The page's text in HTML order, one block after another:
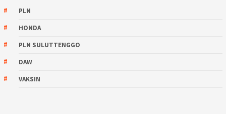
PLN
HONDA
PLN SULUTTENGGO
DAW
VAKSIN